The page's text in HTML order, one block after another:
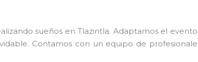
sueños en Tlazintla. Adaptamos el
Contamos con un equipo de